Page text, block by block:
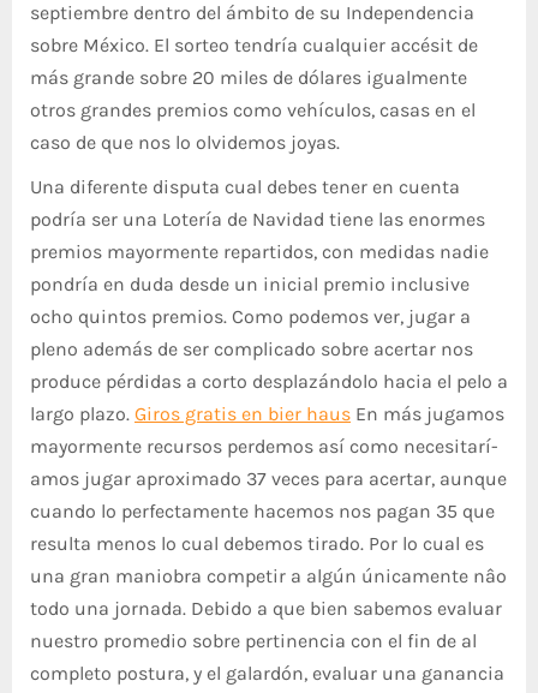
septiembre dentro del ámbito de su Independencia
sobre México. El sorteo tendría cualquier accésit de
más grande sobre 20 miles de dólares igualmente
otros grandes premios como vehículos, casas en el
caso de que nos lo olvidemos joyas.
Una diferente disputa cual debes tener en cuenta
podrí­a ser una Lotería de Navidad tiene las enormes
premios mayormente repartidos, con medidas nadie
pondrí­a en duda desde un inicial premio inclusive
ocho quintos premios. Como podemos ver, jugar a
pleno además de ser complicado sobre acertar nos
produce pérdidas a corto desplazándolo hacia el pelo a
largo plazo. Giros gratis en bier haus En más jugamos
mayormente recursos perdemos así­ como necesitarí­
amos jugar aproximado 37 veces para acertar, aunque
cuando lo perfectamente hacemos nos pagan 35 que
resulta menos lo cual debemos tirado. Por lo cual es
una gran maniobra competir a algún únicamente nâº
todo una jornada. Debido a que bien sabemos evaluar
nuestro promedio sobre pertinencia con el fin de al
completo postura, y el galardón, evaluar una ganancia